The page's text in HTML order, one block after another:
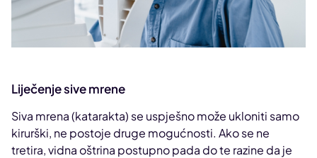
Liječenje sive mrene
Siva mrena (katarakta) se uspješno može ukloniti samo
kirurški, ne postoje druge mogućnosti. Ako se ne
tretira, vidna oštrina postupno pada do te razine da je